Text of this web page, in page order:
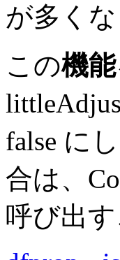
が多く
この機能
false に
合は、
呼び出